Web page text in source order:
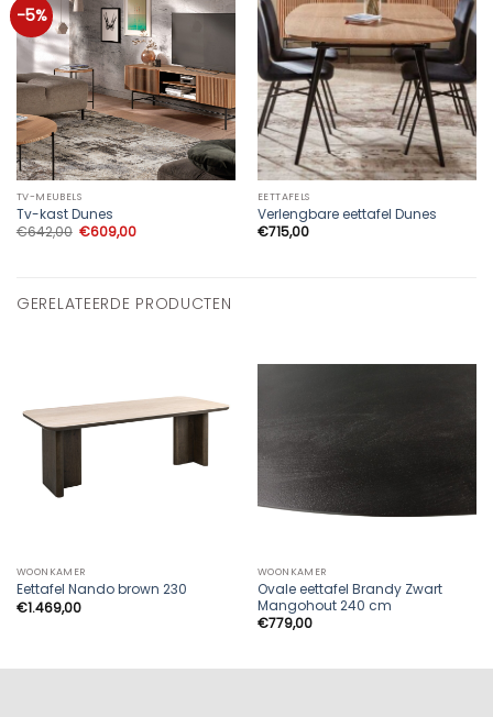
-5%
TV-MEUBELS
Tv-kast Dunes
€642,00 Oorspronkelijke
prijs
€609,00Huidige
EETTAFELS
Verlengbare eettafel Dunes
€715,00
GERELATEERDE PRODUCTEN
WOONKAMER
Eettafel Nando brown 230
€1.469,00
WOONKAMER
Ovale eettafel Brandy Zwart
Mangohout 240 cm
€779,00